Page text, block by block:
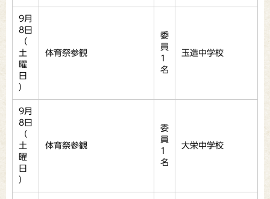
9月
8日
（
土
曜
日
）
体育祭参観
委
員
1
名
玉造中学校
9月
8日
（
土
曜
日
）
体育祭参観
委
員
1
名
大栄中学校